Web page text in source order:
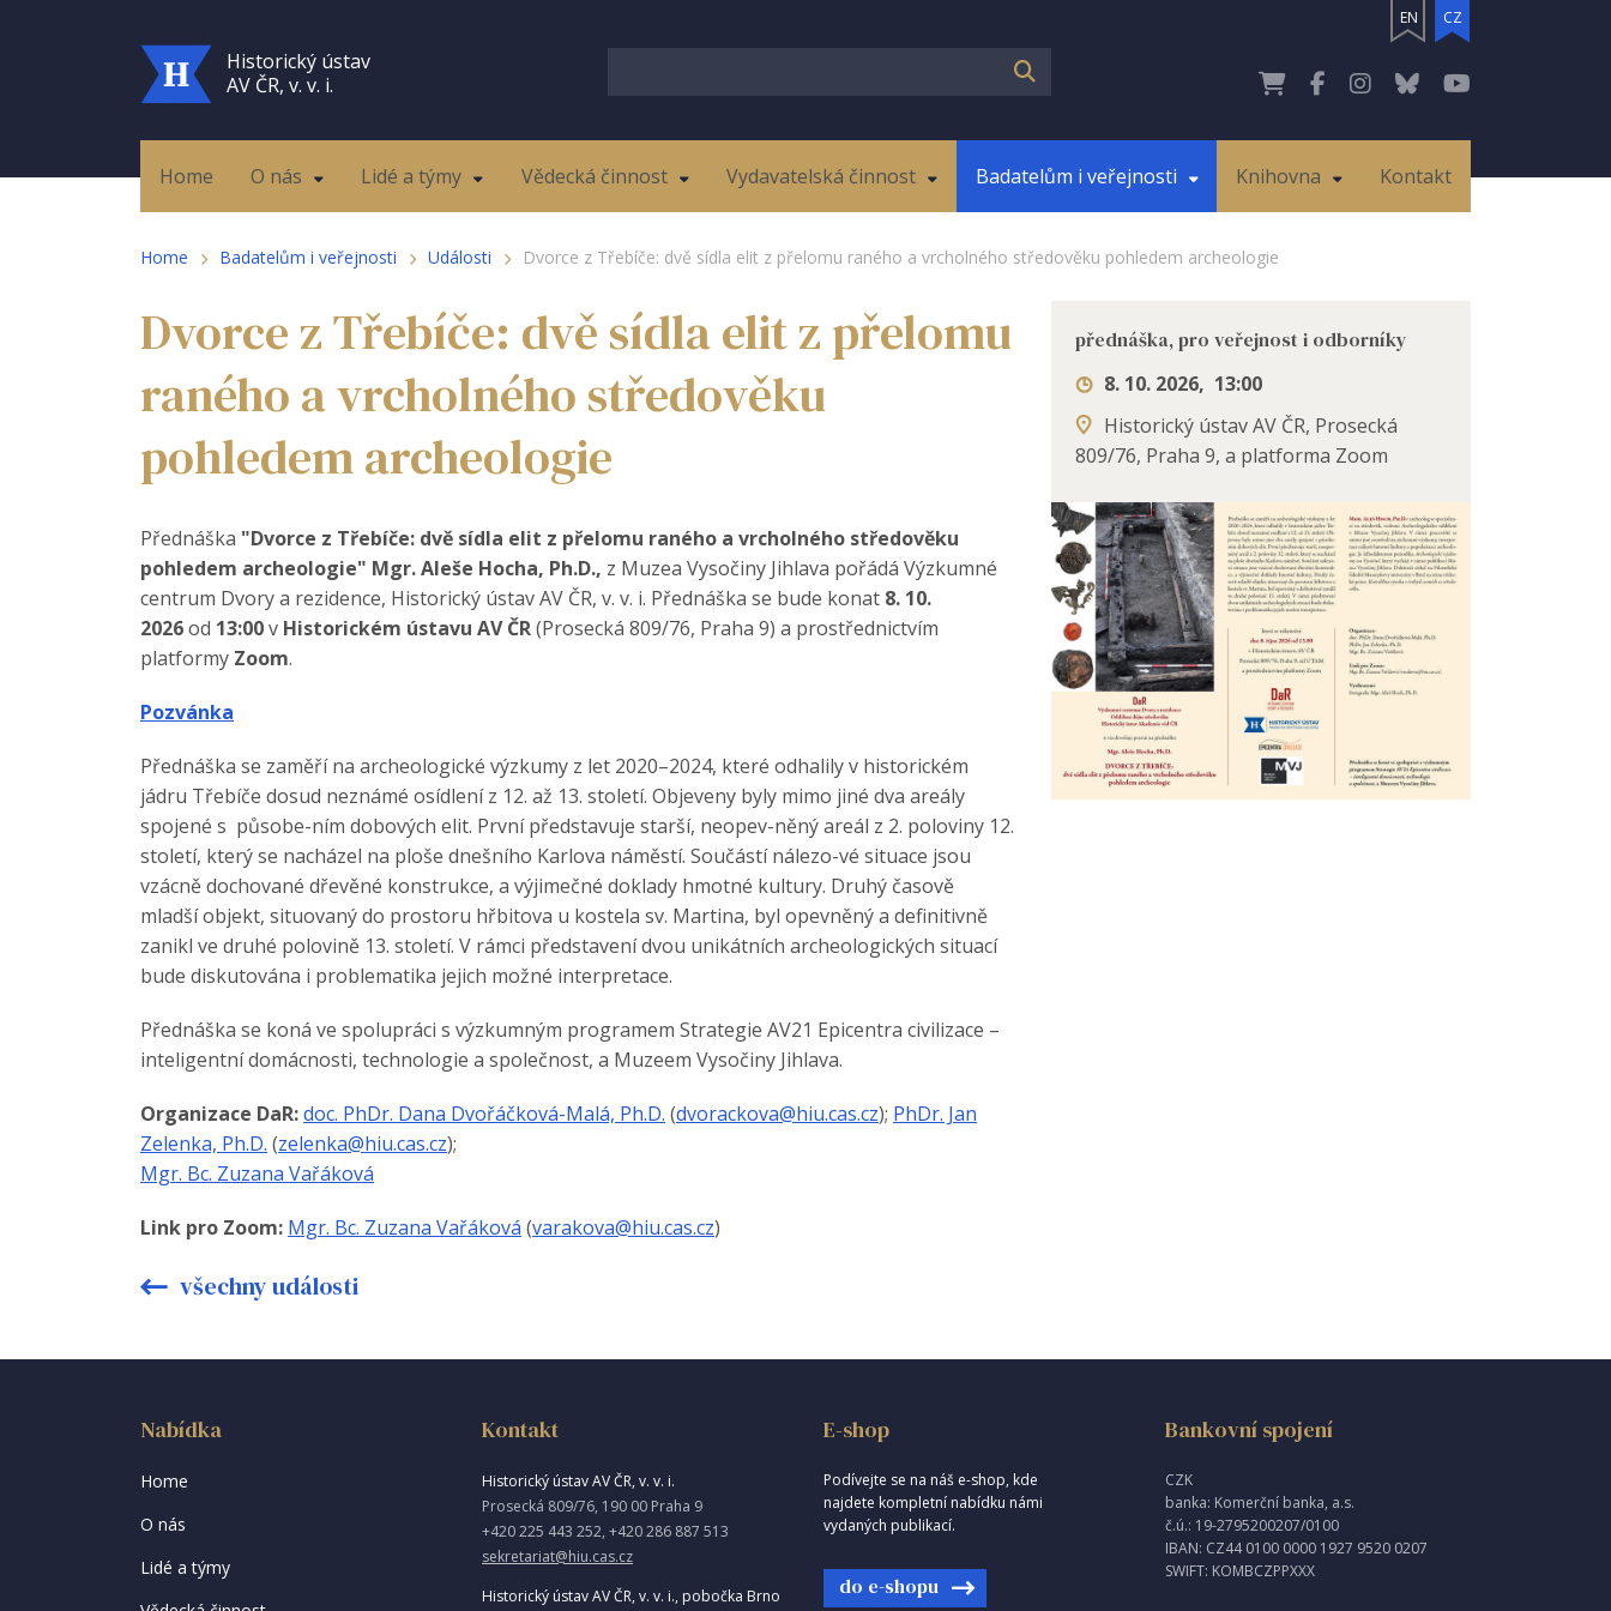
Historický ústav
AV ČR, v. v. i.
EN CZ
Home O nás Lidé a týmy Vědecká činnost Vydavatelská činnost Badatelům i veřejnosti Knihovna Kontakt
Home Badatelům i veřejnosti Události Dvorce z Třebíče: dvě sídla elit z přelomu raného a vrcholného středověku pohledem archeologie
Dvorce z Třebíče: dvě sídla elit z přelomu
raného a vrcholného středověku
pohledem archeologie
Přednáška "Dvorce z Třebíče: dvě sídla elit z přelomu raného a vrcholného středověku
pohledem archeologie" Mgr. Aleše Hocha, Ph.D., z Muzea Vysočiny Jihlava pořádá Výzkumné
centrum Dvory a rezidence, Historický ústav AV ČR, v. v. i. Přednáška se bude konat 8. 10.
2026od 13:00v Historickém ústavu AV ČR(Prosecká 809/76, Praha 9) a prostřednictvím
platformy Zoom.
Pozvánka
Přednáška se zaměří na archeologické výzkumy z let 2020–2024, které odhalily v historickém
jádru Třebíče dosud neznámé osídlení z 12. až 13. století. Objeveny byly mimo jiné dva areály
spojené s působe-ním dobových elit. První představuje starší, neopev-něný areál z 2. poloviny 12.
století, který se nacházel na ploše dnešního Karlova náměstí. Součástí nálezo-vé situace jsou
vzácně dochované dřevěné konstrukce, a výjimečné doklady hmotné kultury. Druhý časově
mladší objekt, situovaný do prostoru hřbitova u kostela sv. Martina, byl opevněný a definitivně
zanikl ve druhé polovině 13. století. V rámci představení dvou unikátních archeologických situací
bude diskutována i problematika jejich možné interpretace.
Přednáška se koná ve spolupráci s výzkumným programem Strategie AV21 Epicentra civilizace –
inteligentní domácnosti, technologie a společnost, a Muzeem Vysočiny Jihlava.
Organizace DaR:doc. PhDr. Dana Dvořáčková-Malá, Ph.D. (dvorackova@hiu.cas.cz); PhDr. Jan
Zelenka, Ph.D. (zelenka@hiu.cas.cz);
Mgr. Bc. Zuzana Vařáková
Link pro Zoom: Mgr. Bc. Zuzana Vařáková (varakova@hiu.cas.cz)
všechny události
přednáška, pro veřejnost i odborníky
8. 10. 2026, 13:00
Historický ústav AV ČR, Prosecká
809/76, Praha 9, a platforma Zoom
Nabídka
Home
O nás
Lidé a týmy
Kontakt
Historický ústav AV ČR, v. v. i.
Prosecká 809/76, 190 00 Praha 9
+420 225 443 252, +420 286 887 513
sekretariat@hiu.cas.cz
Historický ústav AV ČR, v. v. i., pobočka Brno
E-shop
Podívejte se na náš e-shop, kde
najdete kompletní nabídku námi
vydaných publikací.
do e-shopu
Bankovní spojení
CZK
banka: Komerční banka, a.s.
č.ú.: 19-2795200207/0100
IBAN: CZ44 0100 0000 1927 9520 0207
SWIFT: KOMBCZPPXXX